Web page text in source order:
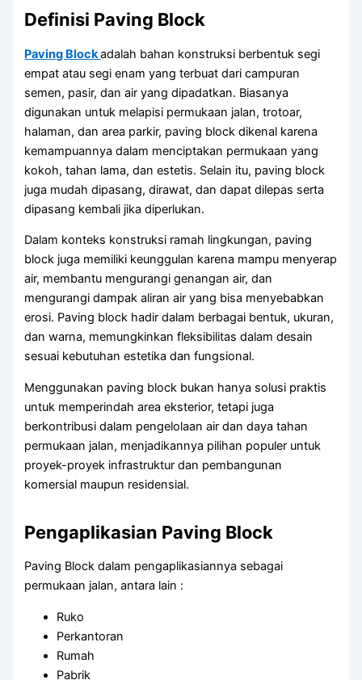
Definisi Paving Block
Paving Blockadalah bahan konstruksi berbentuk segi
empat atau segi enam yang terbuat dari campuran
semen, pasir, dan air yang dipadatkan. Biasanya
digunakan untuk melapisi permukaan jalan, trotoar,
halaman, dan area parkir, paving block dikenal karena
kemampuannya dalam menciptakan permukaan yang
kokoh, tahan lama, dan estetis. Selain itu, paving block
juga mudah dipasang, dirawat, dan dapat dilepas serta
dipasang kembali jika diperlukan.
Dalam konteks konstruksi ramah lingkungan, paving
block juga memiliki keunggulan karena mampu menyerap
air, membantu mengurangi genangan air, dan
mengurangi dampak aliran air yang bisa menyebabkan
erosi. Paving block hadir dalam berbagai bentuk, ukuran,
dan warna, memungkinkan fleksibilitas dalam desain
sesuai kebutuhan estetika dan fungsional.
Menggunakan paving block bukan hanya solusi praktis
untuk memperindah area eksterior, tetapi juga
berkontribusi dalam pengelolaan air dan daya tahan
permukaan jalan, menjadikannya pilihan populer untuk
proyek-proyek infrastruktur dan pembangunan
komersial maupun residensial.
Pengaplikasian Paving Block
Paving Block dalam pengaplikasiannya sebagai
permukaan jalan, antara lain :
Ruko
Perkantoran
Rumah
Pabrik